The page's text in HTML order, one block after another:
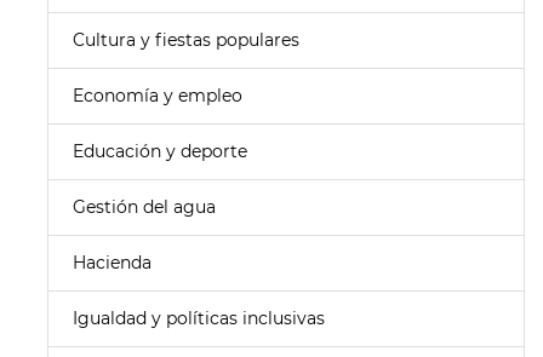
Cultura y fiestas populares
Economía y empleo
Educación y deporte
Gestión del agua
Hacienda
Igualdad y políticas inclusivas